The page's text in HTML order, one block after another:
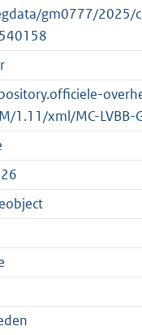
gm0777/2025/
1.11/xml/MC-LVBB-